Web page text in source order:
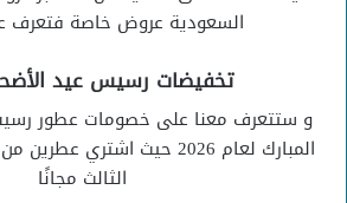
السعودية عروض خاصة فتعرف
تخفيضات رسيس عيد الأضحي
و ستتعرف معنا على خصومات عطور
المبارك لعام 2026 حيث
الثالث مجانًا